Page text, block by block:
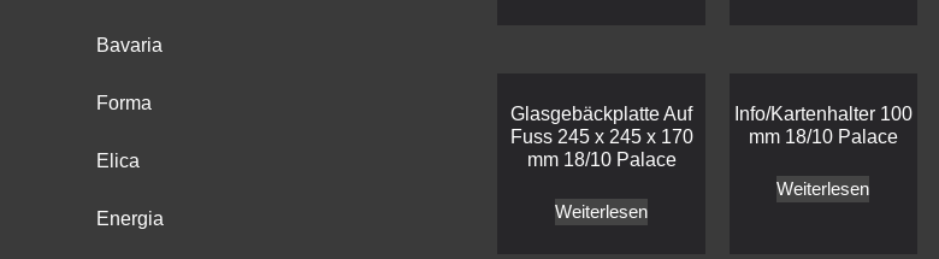
Bavaria
Forma
Elica
Energia
Glasgebäckplatte Auf
Fuss 245 x 245 x 170
mm 18/10 Palace
Weiterlesen
Info/Kartenhalter 100
mm 18/10 Palace
Weiterlesen